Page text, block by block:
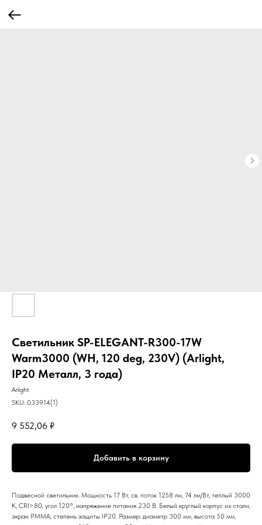
Светильник SP-ELEGANT-R300-17W
Warm3000 (WH, 120 deg, 230V) (Arlight,
IP20 Металл, 3 года)
Arlight
SKU: 033914(1)
9 552,06 ₽
Добавить в корзину
Подвесной светильник. Мощность 17 Вт, св. поток 1258 лм, 74 лм/Вт, теплый 3000
K, CRI>80, угол 120°, напряжение питания 230 В. Белый круглый корпус из стали,
экран PMMA, степень защиты IP20. Размер: диаметр 300 мм, высота 50 мм,